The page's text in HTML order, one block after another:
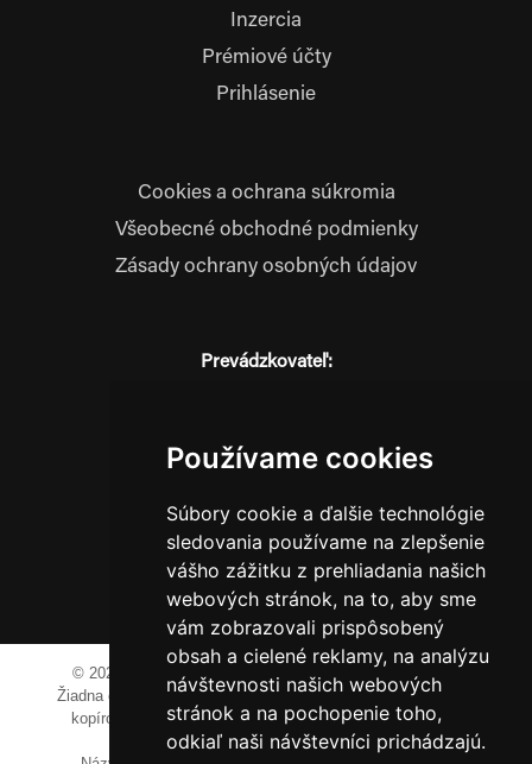
Používame cookies
Súbory cookie a ďalšie technológie
sledovania používame na zlepšenie
vášho zážitku z prehliadania našich
webových stránok, na to, aby sme
vám zobrazovali prispôsobený
obsah a cielené reklamy, na analýzu
návštevnosti našich webových
stránok a na pochopenie toho,
odkiaľ naši návštevníci prichádzajú.
Inzercia
Prémiové účty
Prihlásenie
Cookies a ochrana súkromia
Všeobecné obchodné podmienky
Zásady ochrany osobných údajov
Prevádzkovateľ:
DIČ: 2121076738
0911 955 646
© 2023-2024 JM Media, s.r.o.
Všetky práva vyhradené.
Žiadna časť tohto portálu ak nie je uvedené inak, nesmie byť
kopírovaná, alebo prezentovaná bez výslovného súhlasu
prevádzkovateľa.